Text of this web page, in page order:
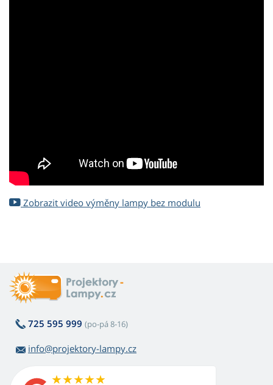
Zobrazit video výměny lampy bez modulu
725 595 999 (po-pá 8-16)
info@projektory-lampy.cz